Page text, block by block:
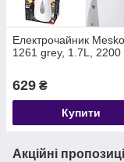
Електрочайник
1261 grey, 1.7L, 2200
629 ₴
Купити
Акційні